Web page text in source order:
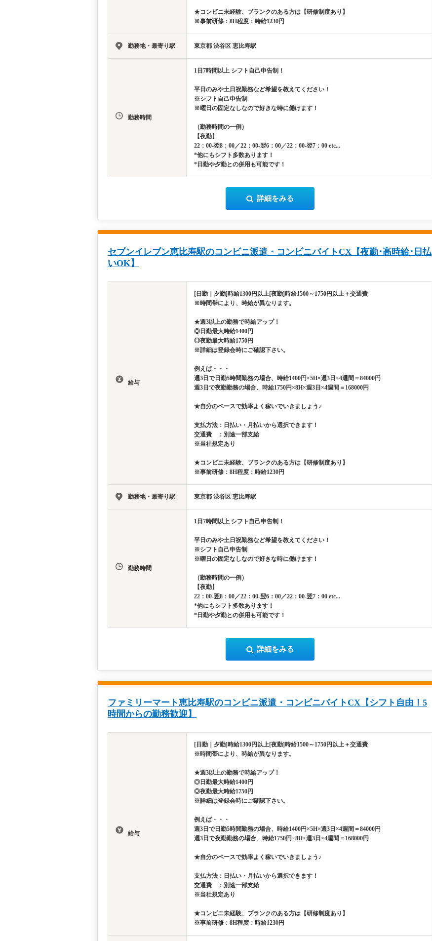
★コンビニ未経験、ブランクのある方は【研修制度あり】
※事前研修：8H程度：時給1230円
勤務地・最寄り駅 東京都 渋谷区 恵比寿駅
勤務時間
1日7時間以上 シフト自己申告制！
平日のみや土日祝勤務など希望を教えてください！
※シフト自己申告制
※曜日の固定なしなので好きな時に働けます！
（勤務時間の一例）
【夜勤】
22：00-翌8：00／22：00-翌6：00／22：00-翌7：00 etc...
*他にもシフト多数あります！
*日勤や夕勤との併用も可能です！
詳細をみる
セブンイレブン恵比寿駅のコンビニ派遣・コンビニバイトCX【夜勤･高時給･日払
いOK】
給与
[日勤｜夕勤]時給1300円以上[夜勤]時給1500～1750円以上＋交通費
※時間帯により、時給が異なります。
★週3以上の勤務で時給アップ！
◎日勤最大時給1400円
◎夜勤最大時給1750円
※詳細は登録会時にご確認下さい。
例えば・・・
週3日で日勤5時間勤務の場合、時給1400円×5H×週3日×4週間＝84000円
週3日で夜勤勤務の場合、時給1750円×8H×週3日×4週間＝168000円
★自分のペースで効率よく稼いでいきましょう♪
支払方法：日払い・月払いから選択できます！
交通費 ：別途一部支給
※当社規定あり
★コンビニ未経験、ブランクのある方は【研修制度あり】
※事前研修：8H程度：時給1230円
勤務地・最寄り駅 東京都 渋谷区 恵比寿駅
勤務時間
1日7時間以上 シフト自己申告制！
平日のみや土日祝勤務など希望を教えてください！
※シフト自己申告制
※曜日の固定なしなので好きな時に働けます！
（勤務時間の一例）
【夜勤】
22：00-翌8：00／22：00-翌6：00／22：00-翌7：00 etc...
*他にもシフト多数あります！
*日勤や夕勤との併用も可能です！
詳細をみる
ファミリーマート恵比寿駅のコンビニ派遣・コンビニバイトCX【シフト自由！5
時間からの勤務歓迎】
給与
[日勤｜夕勤]時給1300円以上[夜勤]時給1500～1750円以上＋交通費
※時間帯により、時給が異なります。
★週3以上の勤務で時給アップ！
◎日勤最大時給1400円
◎夜勤最大時給1750円
※詳細は登録会時にご確認下さい。
例えば・・・
週3日で日勤5時間勤務の場合、時給1400円×5H×週3日×4週間＝84000円
週3日で夜勤勤務の場合、時給1750円×8H×週3日×4週間＝168000円
★自分のペースで効率よく稼いでいきましょう♪
支払方法：日払い・月払いから選択できます！
交通費 ：別途一部支給
※当社規定あり
★コンビニ未経験、ブランクのある方は【研修制度あり】
※事前研修：8H程度：時給1230円